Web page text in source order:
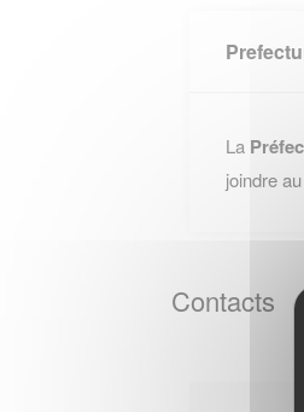
La
joindre
Contacts